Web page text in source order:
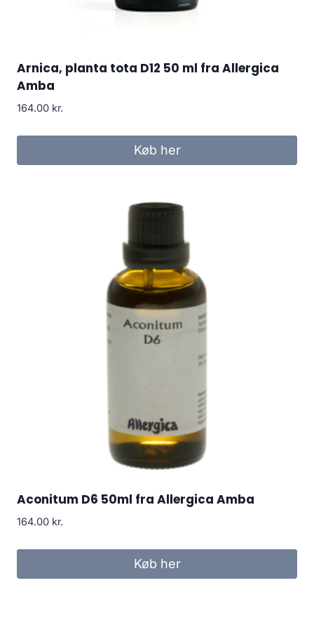
Arnica, planta tota D12 50 ml fra Allergica
Amba
164.00 kr.
Køb her
Aconitum D6 50ml fra Allergica Amba
164.00 kr.
Køb her